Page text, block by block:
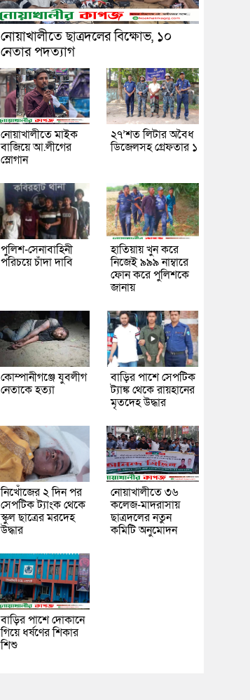
নোয়াখালীতে ছাত্রদলের বিক্ষোভ, ১০
নেতার পদত্যাগ
নোয়াখালীতে মাইক
বাজিয়ে আ.লীগের
স্লোগান
২৭’শত লিটার অবৈধ
ডিজেলসহ গ্রেফতার ১
পুলিশ-সেনাবাহিনী
পরিচয়ে চাঁদা দাবি
হাতিয়ায় খুন করে
নিজেই ৯৯৯ নাম্বারে
ফোন করে পুলিশকে
জানায়
কোম্পানীগঞ্জে যুবলীগ
নেতাকে হত্যা
বাড়ির পাশে সেপটিক
ট্যাঙ্ক থেকে রায়হানের
মৃতদেহ উদ্ধার
নিখোঁজের ২ দিন পর
সেপটিক ট্যাংক থেকে
স্কুল ছাত্রের মরদেহ
উদ্ধার
নোয়াখালীতে ৩৬
কলেজ-মাদরাসায়
ছাত্রদলের নতুন
কমিটি অনুমোদন
বাড়ির পাশে দোকানে
গিয়ে ধর্ষণের শিকার
শিশু